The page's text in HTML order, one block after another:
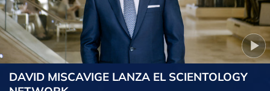
DAVID MISCAVIGE LANZA EL SCIENTOLOGY